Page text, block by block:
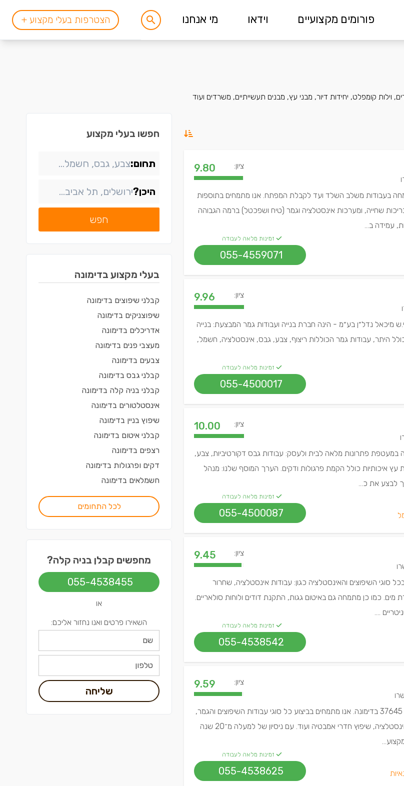
פורומים מקצועיים וידאו מי אנחנו הצטרפות בעלי מקצוע +
וילות קומפלט, יחידות דיור, מבני עץ, מבנים תעשייתיים, משרדים ועוד
ציון: 9.80
בעבודות משלב השלד ועד לקבלת המפתח. אנו מתמחים בתוספות
שחייה, ומערכות אינסטלציה וגמר (טיח ושפכטל) ברמה הגבוהה
עמידה ב...
זמינות מלאה לעבודה
055-4559071
ציון: 9.96
מיכאל נדל״ן בע״מ - הינה חברת בנייה ועבודות גמר המבצעת: בנייה
היתר, עבודות גמר הכוללות ריצוף, צבע, גבס, אינסטלציה, חשמל,
זמינות מלאה לעבודה
055-4500017
ציון: 10.00
במעטפת פתרונות מלאה לבית ולעסק: עבודות גבס דקורטיביות, צבע,
עץ איכותיות כולל הקמת פרגולות ודקים. הערך המוסף שלנו: מנהל
לבצע את כ...
זמינות מלאה לעבודה
055-4500087
ציון: 9.45
סוגי השיפוצים והאינסטלציה כגון: עבודות אינסטלציה, שחרור
מים. כמו כן מתמחה גם באיטום גגות, התקנת דודים ולוחות סולאריים.
....
זמינות מלאה לעבודה
055-4538542
ציון: 9.59
אלישע דהאן, קבלן שיפוצים רשום מספר 37645 בדימונה. אנו מתמחים בביצוע כל סוגי עבודות השיפוצים והגמר,
כולל עבודות חשמל, ריצוף, צבע, גבס, אינסטלציה, שיפוץ חדרי אמבטיה ועוד. עם ניסיון של למעלה מ־20 שנה
זמינות מלאה לעבודה
055-4538625
חפשו בעלי מקצוע
תחום:
היכן?
חפש
בעלי מקצוע בדימונה
קבלני שיפוצים בדימונה
שיפוצניקים בדימונה
אדריכלים בדימונה
מעצבי פנים בדימונה
צבעים בדימונה
קבלני גבס בדימונה
קבלני בניה קלה בדימונה
אינסטלטורים בדימונה
שיפוץ בניין בדימונה
קבלני איטום בדימונה
רצפים בדימונה
דקים ופרגולות בדימונה
חשמלאים בדימונה
לכל התחומים
מחפשים קבלן בניה קלה?
055-4538455
או
השאירו פרטים ואנו נחזור אליכם:
שליחה